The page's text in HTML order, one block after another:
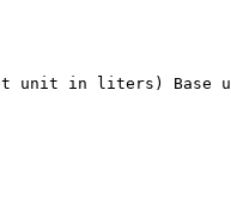
in liters) Base